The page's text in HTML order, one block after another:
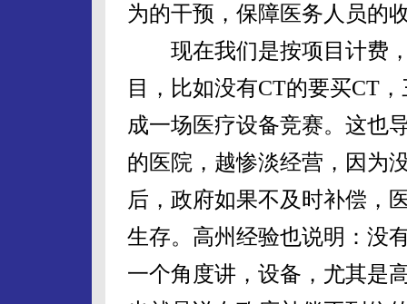
为的干预，保障医务人员的
现在我们是按项目计费，
目，比如没有CT的要买CT
成一场医疗设备竞赛。这也
的医院，越惨淡经营，因为
后，政府如果不及时补偿，
生存。高州经验也说明：没
一个角度讲，设备，尤其是